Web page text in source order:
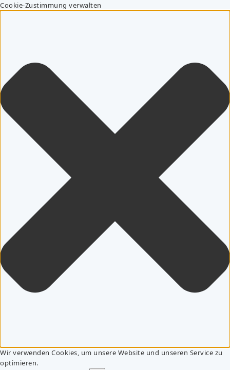
Cookie-Zustimmung verwalten
Wir verwenden Cookies, um unsere Website und unseren Service zu
optimieren.